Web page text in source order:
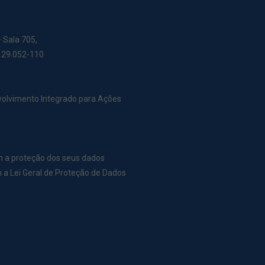
Sala 705,
110
Integrado para Ações
a proteção dos seus dados
Lei Geral de Proteção de Dados